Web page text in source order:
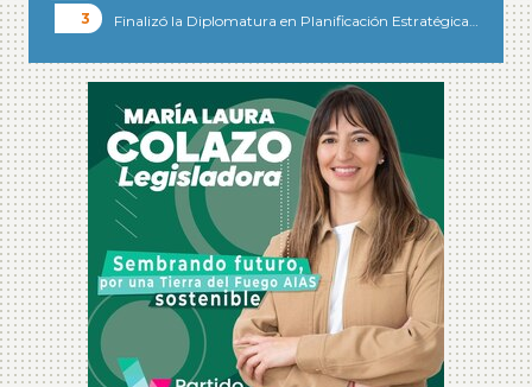
Finalizó la Diplomatura en Planificación Estratégica…